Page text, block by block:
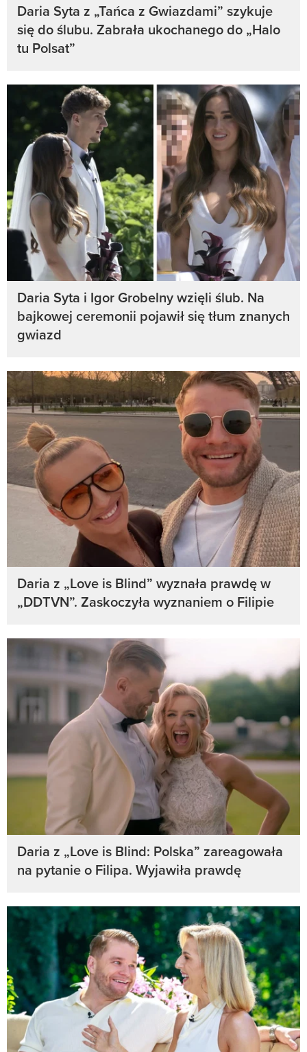
Daria Syta z „Tańca z Gwiazdami” szykuje
się do ślubu. Zabrała ukochanego do „Halo
tu Polsat”
Daria Syta i Igor Grobelny wzięli ślub. Na
bajkowej ceremonii pojawił się tłum znanych
gwiazd
Daria z „Love is Blind” wyznała prawdę w
„DDTVN”. Zaskoczyła wyznaniem o Filipie
Daria z „Love is Blind: Polska” zareagowała
na pytanie o Filipa. Wyjawiła prawdę